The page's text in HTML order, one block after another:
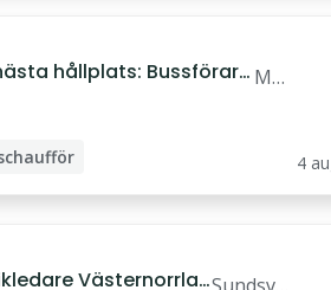
hållplats: Bussförare Mal
4
Västernorrlan